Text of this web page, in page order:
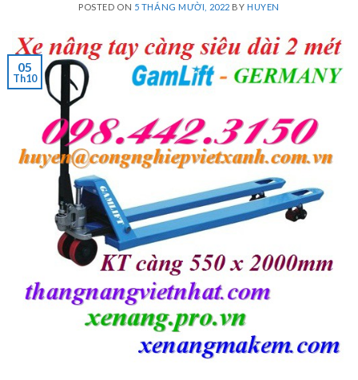
POSTED ON 5 THÁNG MƯỜI, 2022 BYHUYEN
05
Th10